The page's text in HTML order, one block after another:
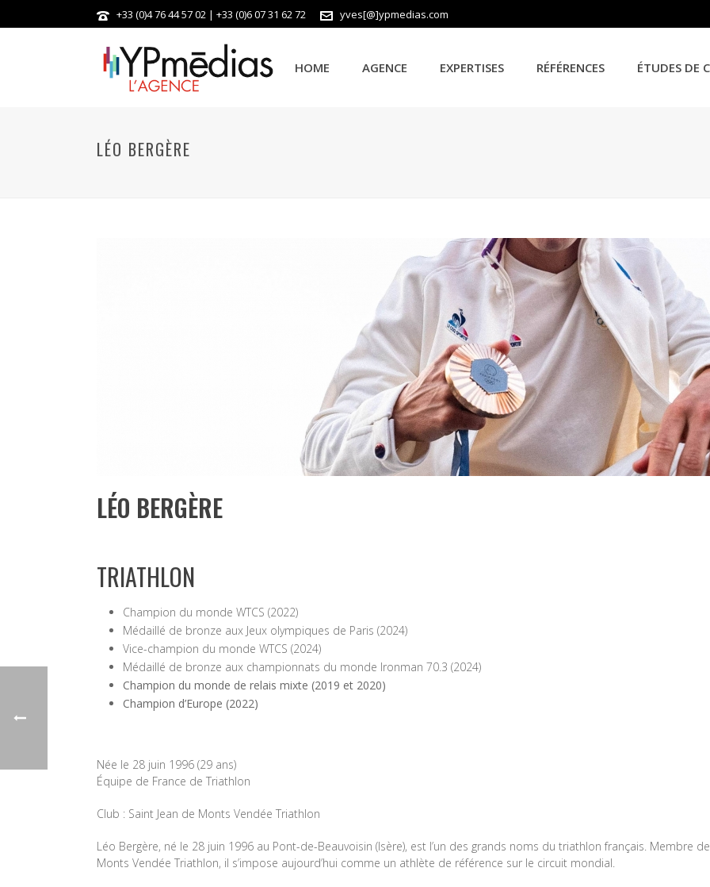
+33 (0)4 76 44 57 02 | +33 (0)6 07 31 62 72 yves[@]ypmedias.com
HOME AGENCE EXPERTISES RÉFÉRENCES ÉTUDES DE
LÉO BERGÈRE
LÉO BERGÈRE
TRIATHLON
Champion du monde WTCS (2022)
Médaillé de bronze aux Jeux olympiques de Paris (2024)
Vice-champion du monde WTCS (2024)
Médaillé de bronze aux championnats du monde Ironman 70.3 (2024)
Champion du monde de relais mixte (2019 et 2020)
Champion d’Europe (2022)
Née le 28 juin 1996 (29 ans)
Équipe de France de Triathlon
Club : Saint Jean de Monts Vendée Triathlon
Léo Bergère, né le 28 juin 1996 au Pont-de-Beauvoisin (Isère), est l’un des grands noms du triathlon français. Membre
Monts Vendée Triathlon, il s’impose aujourd’hui comme un athlète de référence sur le circuit mondial.